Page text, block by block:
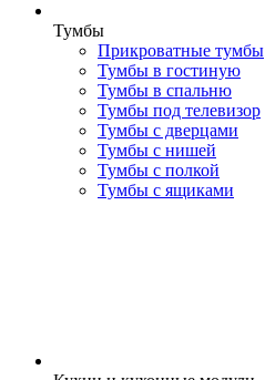
Тумбы
Прикроватные тумбы
Тумбы в гостиную
Тумбы в спальню
Тумбы под телевизор
Тумбы с дверцами
Тумбы с нишей
Тумбы с полкой
Тумбы с ящиками